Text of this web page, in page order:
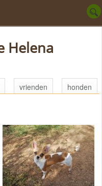
Helena
vrienden honden